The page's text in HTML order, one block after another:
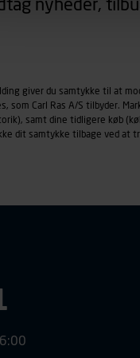
du befinder dig i.
på, sider/indhold der
mv.) samt de
endvidere til
nyheder,
giver du samtykke til at
som Carl Ras A/S tilbyder.
samt dine tidligere køb
dit samtykke tilbage ved at